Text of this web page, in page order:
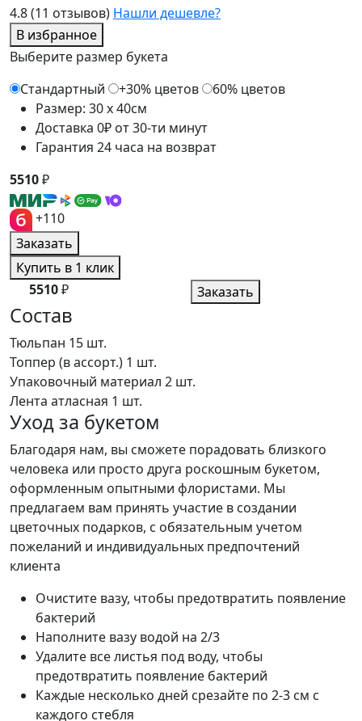
4.8(11 отзывов) Нашли дешевле?
В избранное
Выберите размер букета
Стандартный
+30% цветов
60% цветов
Размер: 30 x 40см
Доставка 0₽ от 30-ти минут
Гарантия 24 часа на возврат
5510₽
+110
Заказать
Купить в 1 клик
5510₽ Заказать
Состав
Тюльпан 15 шт.
Топпер (в ассорт.) 1 шт.
Упаковочный материал 2 шт.
Лента атласная 1 шт.
Уход за букетом
Благодаря нам, вы сможете порадовать близкого
человека или просто друга роскошным букетом,
оформленным опытными флористами. Мы
предлагаем вам принять участие в создании
цветочных подарков, с обязательным учетом
пожеланий и индивидуальных предпочтений
клиента
Очистите вазу, чтобы предотвратить появление
бактерий
Наполните вазу водой на 2/3
Удалите все листья под воду, чтобы
предотвратить появление бактерий
Каждые несколько дней срезайте по 2-3 см с
каждого стебля